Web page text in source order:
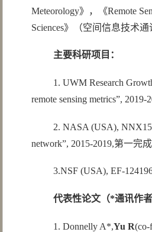
Meteorology》，《Remote
Sciences》（空间信息技术通
主要科研项目：
1. UWM Research
remote sensing metrics”,
2. NASA (USA),
network”, 2015-2019,第一完
3.NSF (USA), EF-
代表性论文（*通讯作者
1. Donnelly A*,Yu R(co-